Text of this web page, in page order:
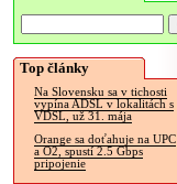
Top články
Na Slovensku sa v tichosti
vypína ADSL v lokalitách s
VDSL, už 31. mája
Orange sa doťahuje na UPC
a O2, spustí 2.5 Gbps
pripojenie